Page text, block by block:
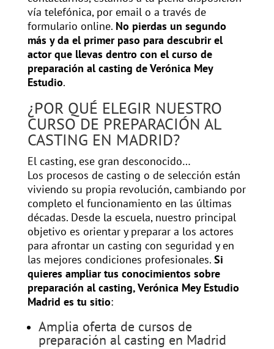
vía telefónica, por email o a través de
formulario online. No pierdas un segundo
más y da el primer paso para descubrir el
actor que llevas dentro con el curso de
preparación al casting de Verónica Mey
Estudio.
¿POR QUÉ ELEGIR NUESTRO
CURSO DE PREPARACIÓN AL
CASTING EN MADRID?
El casting, ese gran desconocido…
Los procesos de casting o de selección están
viviendo su propia revolución, cambiando por
completo el funcionamiento en las últimas
décadas. Desde la escuela, nuestro principal
objetivo es orientar y preparar a los actores
para afrontar un casting con seguridad y en
las mejores condiciones profesionales. Si
quieres ampliar tus conocimientos sobre
preparación al casting, Verónica Mey Estudio
Madrid es tu sitio:
Amplia oferta de cursos de
preparación al casting en Madrid